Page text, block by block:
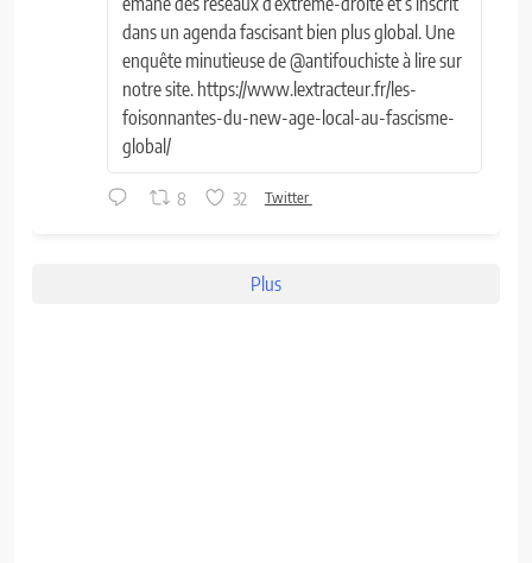
dans un agenda fascisant bien plus global. Une
enquête minutieuse de @antifouchiste à lire sur
notre site. https://www.lextracteur.fr/les-
foisonnantes-du-new-age-local-au-fascisme-
global/
8 32 Twitter
Plus